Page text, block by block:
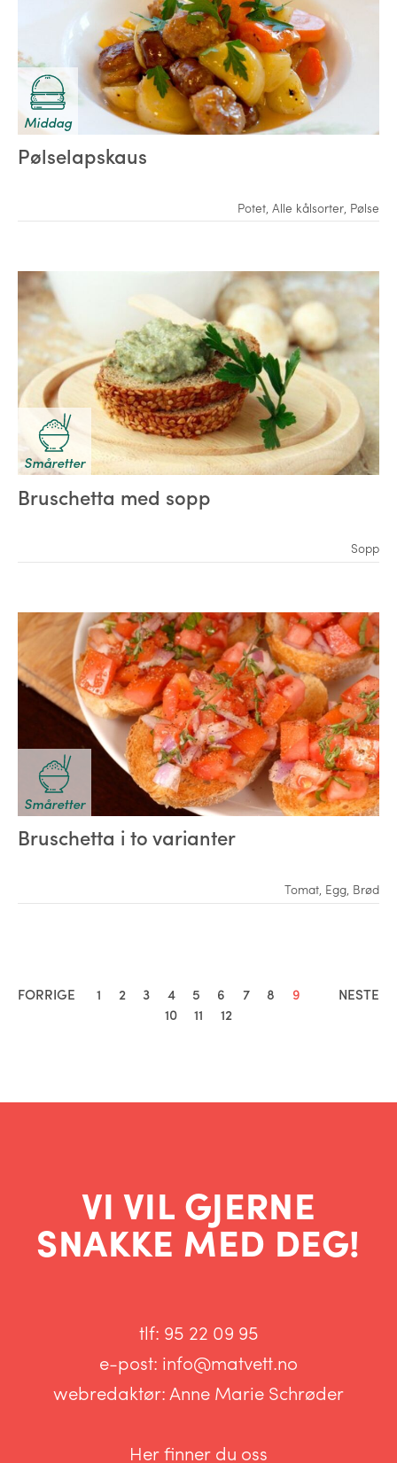
Middag
Pølselapskaus
Potet Alle kålsorter Pølse
Småretter
Bruschetta med sopp
Sopp
Småretter
Bruschetta i to varianter
Tomat Egg Brød
FORRIGE 1 2 3 4 5 6 7 8
9
10
11 12
NESTE
VI VIL GJERNE
SNAKKE MED DEG!
tlf: 95 22 09 95
e-post: info@matvett.no
webredaktør:Anne Marie Schrøder
Her finner du oss